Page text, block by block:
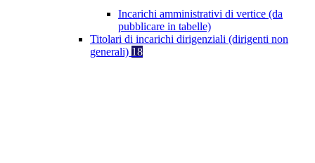
Incarichi amministrativi di vertice (da
pubblicare in tabelle)
Titolari di incarichi dirigenziali (dirigenti non
generali) 18